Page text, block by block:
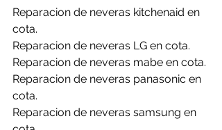
Reparacion de neveras kitchenaid en
cota.
Reparacion de neveras LG en cota.
Reparacion de neveras mabe en cota.
Reparacion de neveras panasonic en
cota.
Reparacion de neveras samsung en